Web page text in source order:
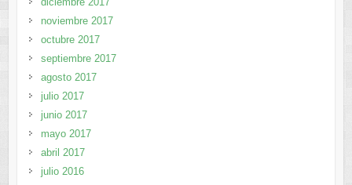
noviembre 2017
octubre 2017
septiembre 2017
agosto 2017
julio 2017
junio 2017
mayo 2017
abril 2017
julio 2016